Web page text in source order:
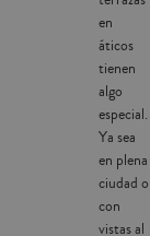
en
áticos
tienen
algo
especial.
Ya sea
en plena
ciudad o
con
vistas al